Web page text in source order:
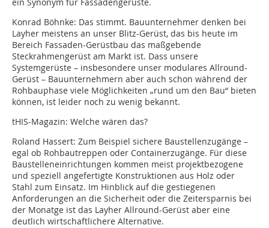
ein Synonym für Fassadengerüste.
Konrad Böhnke: Das stimmt. Bauunternehmer denken bei
Layher meistens an unser Blitz-Gerüst, das bis heute im
Bereich Fassaden-Gerüstbau das maßgebende
Steckrahmengerüst am Markt ist. Dass unsere
Systemgerüste – insbesondere unser modulares Allround-
Gerüst – Bauunternehmern aber auch schon während der
Rohbauphase viele Möglichkeiten „rund um den Bau“ bieten
können, ist leider noch zu wenig bekannt.
tHIS-Magazin: Welche wären das?
Roland Hassert: Zum Beispiel sichere Baustellenzugänge –
egal ob Rohbautreppen oder Containerzugänge. Für diese
Baustelleneinrichtungen kommen meist projektbezogene
und speziell angefertigte Konstruktionen aus Holz oder
Stahl zum Einsatz. Im Hinblick auf die gestiegenen
Anforderungen an die Sicherheit oder die Zeitersparnis bei
der Monatge ist das Layher Allround-Gerüst aber eine
deutlich wirtschaftlichere Alternative.